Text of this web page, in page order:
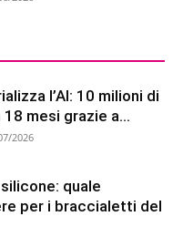
l’AI: 10 milioni di
mesi grazie a...
2026
quale
per i braccialetti del